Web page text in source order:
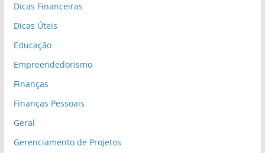
Dicas Financeiras
Dicas Úteis
Educação
Empreendedorismo
Finanças
Finanças Pessoais
Geral
Gerenciamento de Projetos